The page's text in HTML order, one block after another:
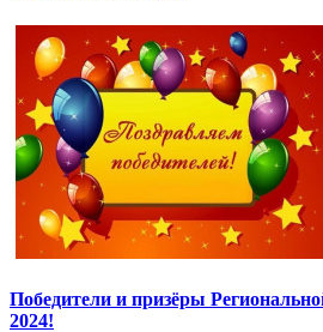
Победители и призёры
2024!